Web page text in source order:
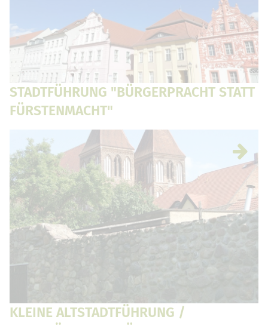
STADTFÜHRUNG "BÜRGERPRACHT STATT
FÜRSTENMACHT"
KLEINE ALTSTADTFÜHRUNG /